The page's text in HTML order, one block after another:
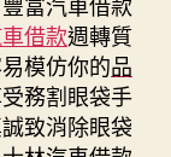
借款週轉質
模仿你的品
務割眼袋手
致消除眼袋